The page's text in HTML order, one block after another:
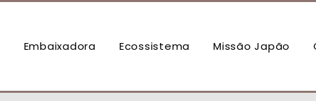
Embaixadora Ecossistema Missão Japão